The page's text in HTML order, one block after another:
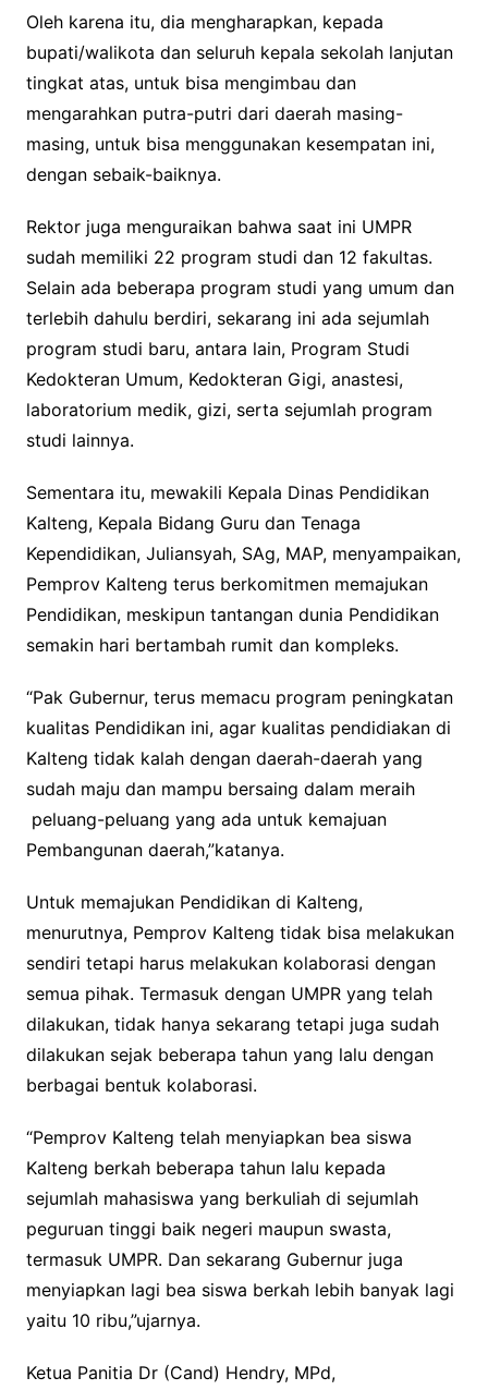
Oleh karena itu, dia mengharapkan, kepada
bupati/walikota dan seluruh kepala sekolah lanjutan
tingkat atas, untuk bisa mengimbau dan
mengarahkan putra-putri dari daerah masing-
masing, untuk bisa menggunakan kesempatan ini,
dengan sebaik-baiknya.
Rektor juga menguraikan bahwa saat ini UMPR
sudah memiliki 22 program studi dan 12 fakultas.
Selain ada beberapa program studi yang umum dan
terlebih dahulu berdiri, sekarang ini ada sejumlah
program studi baru, antara lain, Program Studi
Kedokteran Umum, Kedokteran Gigi, anastesi,
laboratorium medik, gizi, serta sejumlah program
studi lainnya.
Sementara itu, mewakili Kepala Dinas Pendidikan
Kalteng, Kepala Bidang Guru dan Tenaga
Kependidikan, Juliansyah, SAg, MAP, menyampaikan,
Pemprov Kalteng terus berkomitmen memajukan
Pendidikan, meskipun tantangan dunia Pendidikan
semakin hari bertambah rumit dan kompleks.
“Pak Gubernur, terus memacu program peningkatan
kualitas Pendidikan ini, agar kualitas pendidiakan di
Kalteng tidak kalah dengan daerah-daerah yang
sudah maju dan mampu bersaing dalam meraih
peluang-peluang yang ada untuk kemajuan
Pembangunan daerah,”katanya.
Untuk memajukan Pendidikan di Kalteng,
menurutnya, Pemprov Kalteng tidak bisa melakukan
sendiri tetapi harus melakukan kolaborasi dengan
semua pihak. Termasuk dengan UMPR yang telah
dilakukan, tidak hanya sekarang tetapi juga sudah
dilakukan sejak beberapa tahun yang lalu dengan
berbagai bentuk kolaborasi.
“Pemprov Kalteng telah menyiapkan bea siswa
Kalteng berkah beberapa tahun lalu kepada
sejumlah mahasiswa yang berkuliah di sejumlah
peguruan tinggi baik negeri maupun swasta,
termasuk UMPR. Dan sekarang Gubernur juga
menyiapkan lagi bea siswa berkah lebih banyak lagi
yaitu 10 ribu,”ujarnya.
Ketua Panitia Dr (Cand) Hendry, MPd,